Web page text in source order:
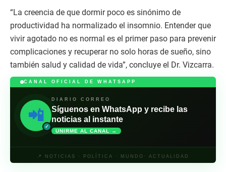
“La creencia de que dormir poco es sinónimo de
productividad ha normalizado el insomnio. Entender que
vivir agotado no es normal es el primer paso para prevenir
complicaciones y recuperar no solo horas de sueño, sino
también salud y calidad de vida”, concluye el Dr. Vizcarra.
CANAL OFICIAL DE WHATSAPP
📲
✓
DIARIO CORREO
Síguenos en WhatsApp y recibe las
noticias al instante
UNIRME AL CANAL →
📍 NOTICIAS · POLÍTICA · MUNDO· ACTUALIDAD